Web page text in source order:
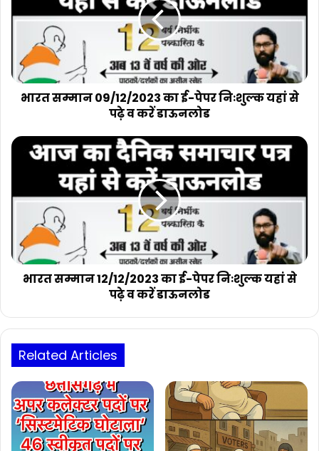
ई-
निःशुल्क
यहां
से
पढ़े
डाऊनलोड
भारत सम्मान 09/12/2023 का ई-पेपर निःशुल्क यहां से
पढ़े व करें डाऊनलोड
भारत
सम्मान
12/12/2023
ई-
निःशुल्क
यहां
से
पढ़े
डाऊनलोड
भारत सम्मान 12/12/2023 का ई-पेपर निःशुल्क यहां से
पढ़े व करें डाऊनलोड
Related Articles